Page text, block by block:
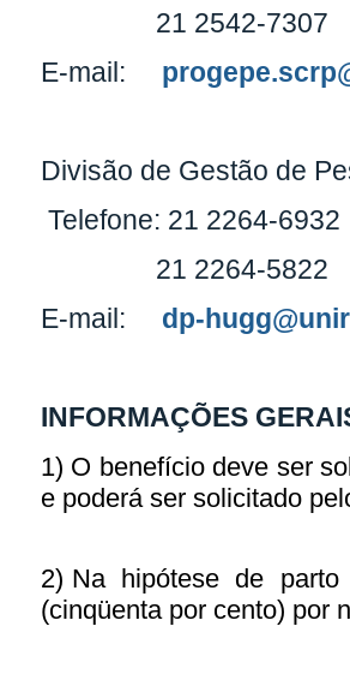
21 2542-7307
E-mail:
Divisão de Gestão de
Telefone: 21 2264-6932
21 2264-5822
E-mail: dp-
INFORMAÇÕES
1) O benefício deve ser
e poderá ser solicitado
2) Na hipótese de parto
(cinqüenta por cento) por